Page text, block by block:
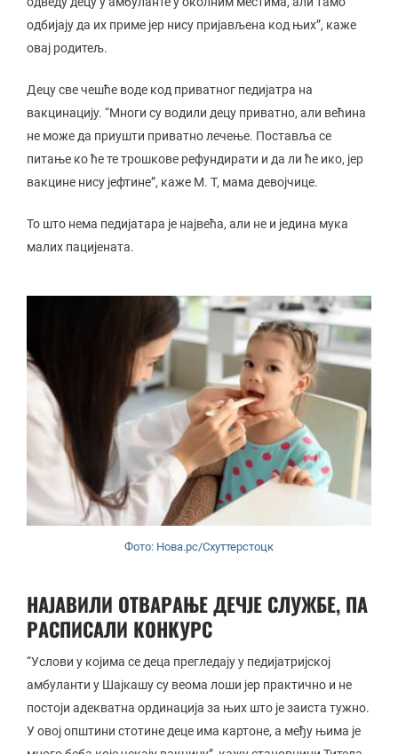
одбијају да их приме јер нису пријављена код њих”, каже
овај родитељ.
Децу све чешће воде код приватног педијатра на
вакцинацију. “Многи су водили децу приватно, али већина
не може да приушти приватно лечење. Поставља се
питање ко ће те трошкове рефундирати и да ли ће ико, јер
вакцине нису јефтине”, каже М. Т, мама девојчице.
То што нема педијатара је највећа, али не и једина мука
малих пацијената.
Фото: Нова.рс/Схуттерстоцк
НАЈАВИЛИ ОТВАРАЊЕ ДЕЧЈЕ СЛУЖБЕ, ПА
РАСПИСАЛИ КОНКУРС
“Услови у којима се деца прегледају у педијатријској
амбуланти у Шајкашу су веома лоши јер практично и не
постоји адекватна ординација за њих што је заиста тужно.
У овој општини стотине деце има картоне, а међу њима је